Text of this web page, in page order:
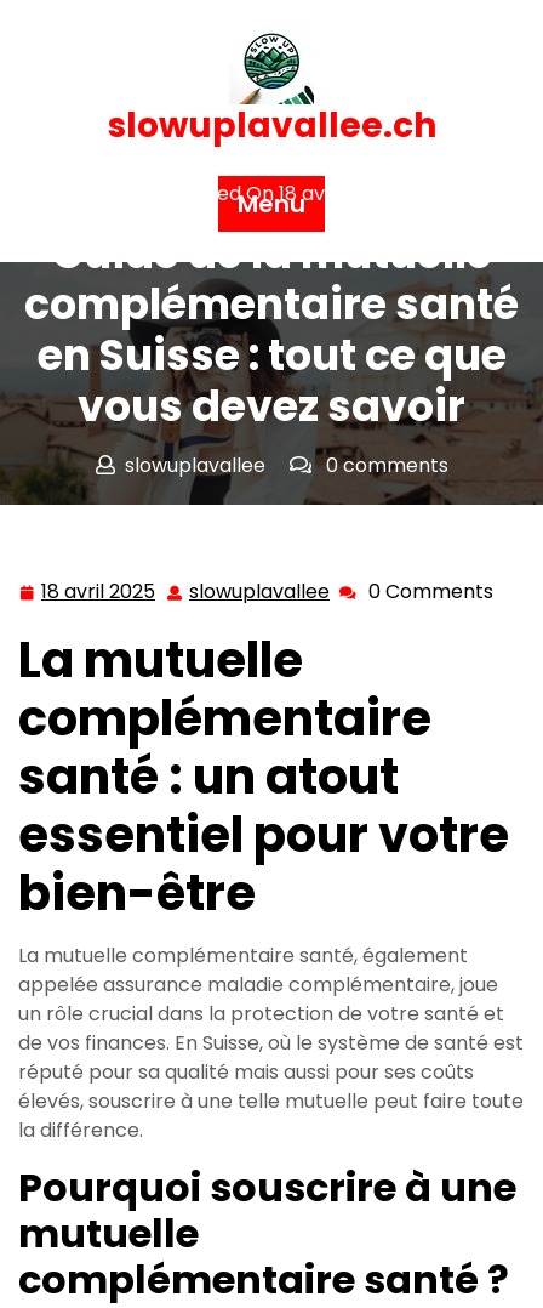
slowuplavallee.ch
Menu
Posted On 18 avril 2025
Guide de la mutuelle
complémentaire santé
en Suisse : tout ce que
vous devez savoir
slowuplavallee
0 comments
slowuplavallee.ch>>assurance,complementaire
18 avril 2025 18
2025
slowuplavallee slowuplavallee
0 Comments
La mutuelle
complémentaire
santé : un atout
essentiel pour votre
bien-être
La mutuelle complémentaire santé, également
appelée assurance maladie complémentaire, joue
un rôle crucial dans la protection de votre santé et
de vos finances. En Suisse, où le système de santé est
réputé pour sa qualité mais aussi pour ses coûts
élevés, souscrire à une telle mutuelle peut faire toute
la différence.
Pourquoi souscrire à une
mutuelle
complémentaire santé ?